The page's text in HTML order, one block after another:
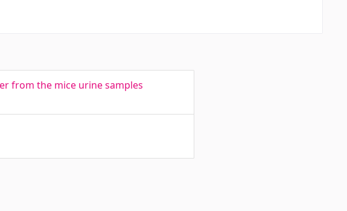
from the mice urine samples